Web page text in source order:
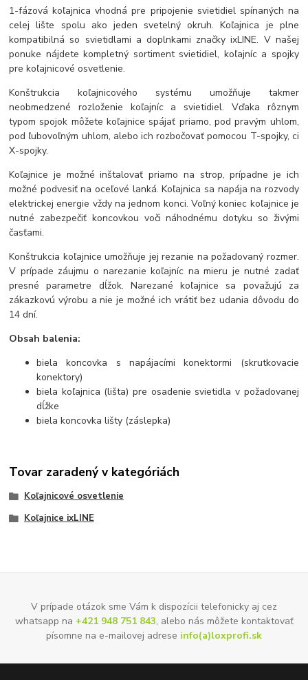
1-fázová koľajnica vhodná pre pripojenie svietidiel spínaných na
celej lište spolu ako jeden svetelný okruh. Koľajnica je plne
kompatibilná so svietidlami a doplnkami značky ixLINE. V našej
ponuke nájdete kompletný sortiment svietidiel, koľajníc a spojky
pre koľajnicové osvetlenie.
Konštrukcia koľajnicového systému umožňuje takmer
neobmedzené rozloženie koľajníc a svietidiel. Vďaka rôznym
typom spojok môžete koľajnice spájať priamo, pod pravým uhlom,
pod ľubovoľným uhlom, alebo ich rozbočovať pomocou T-spojky, ci
X-spojky.
Koľajnice je možné inštalovať priamo na strop, prípadne je ich
možné podvesiť na oceľové lanká. Koľajnica sa napája na rozvody
elektrickej energie vždy na jednom konci. Voľný koniec koľajnice je
nutné zabezpečiť koncovkou voči náhodnému dotyku so živými
časťami.
Konštrukcia koľajnice umožňuje jej rezanie na požadovaný rozmer.
V prípade záujmu o narezanie koľajníc na mieru je nutné zadať
presné parametre dĺžok. Narezané koľajnice sa považujú za
zákazkovú výrobu a nie je možné ich vrátiť bez udania dôvodu do
14 dní.
Obsah balenia:
biela koncovka s napájacími konektormi (skrutkovacie
konektory)
biela koľajnica (lišta) pre osadenie svietidla v požadovanej
dĺžke
biela koncovka lišty (záslepka)
Tovar zaradený v kategóriách
Koľajnicové osvetlenie
Koľajnice ixLINE
V prípade otázok sme Vám k dispozícii telefonicky aj cez
whatsapp na +421 948 751 843, alebo nás môžete kontaktovať
písomne na e-mailovej adrese info(a)loxprofi.sk